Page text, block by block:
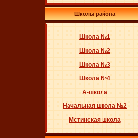
Школы района
Школа №1
Школа №2
Школа №3
Школа №4
А-школа
Начальная школа №2
Мстинская школа